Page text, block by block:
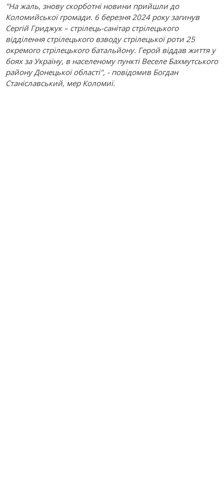
"На жаль, знову скорботні новини прийшли до
Коломийської громади. 6 березня 2024 року загинув
Сергій Гриджук – стрілець-санітар стрілецького
відділення стрілецького взводу стрілецької роти 25
окремого стрілецького батальйону. Герой віддав життя у
боях за Україну, в населеному пункті Веселе Бахмутського
району Донецької області", - повідомив Богдан
Станіславський, мер Коломиї.